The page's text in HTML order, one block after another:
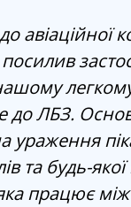
авіаційної
до ЛБЗ.
ураження
та будь-
працює